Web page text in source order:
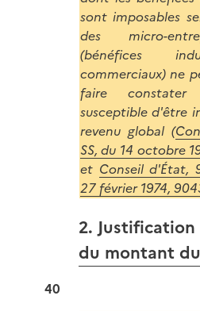
sont imposables
des micro-
(bénéfices
commerciaux) ne
faire
susceptible d'être
revenu global (
SS, du 14 octobre
et Conseil d'État,
27 février 1974,
2.
du montant
40